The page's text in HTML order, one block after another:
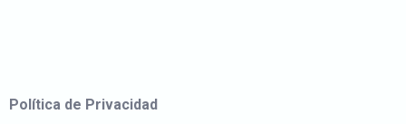
Política de Privacidad